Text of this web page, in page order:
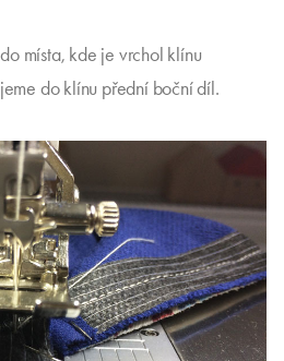
místa, kde je vrchol klínu
do klínu přední boční díl.